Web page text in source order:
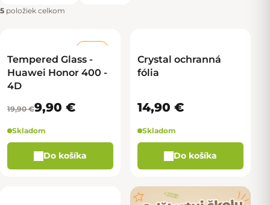
5 položiek celkom
Tempered Glass -
Huawei Honor 400 -
4D
19,90 €9,90 €
Skladom
Do košíka
Crystal ochranná
fólia
14,90 €
Skladom
Do košíka